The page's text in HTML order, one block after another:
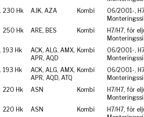
230 Hk AJK, AZA Kombi
06/2001-,
250 Hk ARE, BES Kombi
H7/H7, för
193 Hk
ACK, ALG, AMX,
APR, AQD
Kombi
06/2001-,
193 Hk
ACK, ALG, AMX,
APR, AQD, ATQ
Kombi
06/2001-,
220 Hk ASN Kombi
H7/H7, för
220 Hk ASN Kombi
H7/H7, för